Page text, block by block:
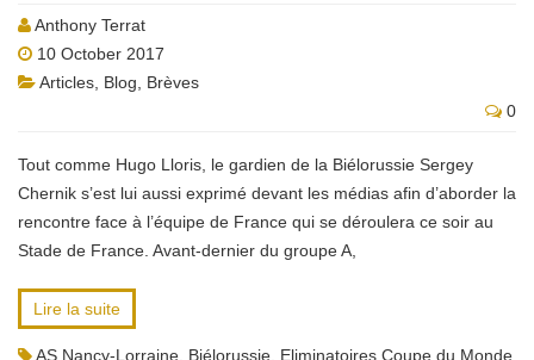
Anthony Terrat
10 October 2017
Articles Blog
Brèves
0
Tout comme Hugo Lloris, le gardien de la Biélorussie Sergey
Chernik s’est lui aussi exprimé devant les médias afin d’aborder la
rencontre face à l’équipe de France qui se déroulera ce soir au
Stade de France. Avant-dernier du groupe A,
Lire la suite
AS Nancy-Lorraine Biélorussie Eliminatoires Coupe du Monde